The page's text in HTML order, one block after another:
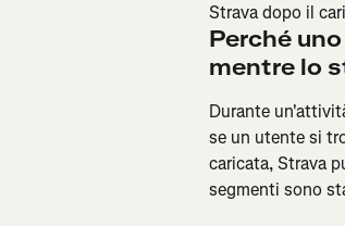
Strava dopo il
Perché
mentre lo
Durante
se un utente si
caricata, Strava
segmenti sono